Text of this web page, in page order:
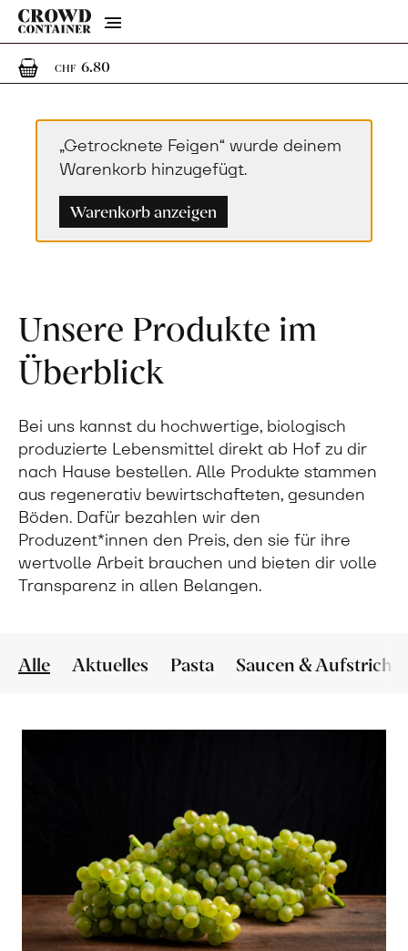
Menu
CHF 6.801 Artikel im Warenkorb
„Getrocknete Feigen“ wurde deinem
Warenkorb hinzugefügt.
Warenkorb anzeigen
Unsere Produkte im
Überblick
Bei uns kannst du hochwertige, biologisch
produzierte Lebensmittel direkt ab Hof zu dir
nach Hause bestellen. Alle Produkte stammen
aus regenerativ bewirtschafteten, gesunden
Böden. Dafür bezahlen wir den
Produzent*innen den Preis, den sie für ihre
wertvolle Arbeit brauchen und bieten dir volle
Transparenz in allen Belangen.
Alle Aktuelles Pasta Saucen & Aufstriche